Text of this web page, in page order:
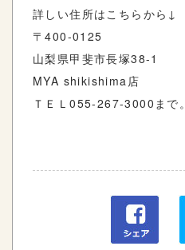
詳しい住所はこちらから↓
〒400-0125
山梨県甲斐市長塚38-1
MYA shikishima店
ＴＥＬ055-267-3000まで。